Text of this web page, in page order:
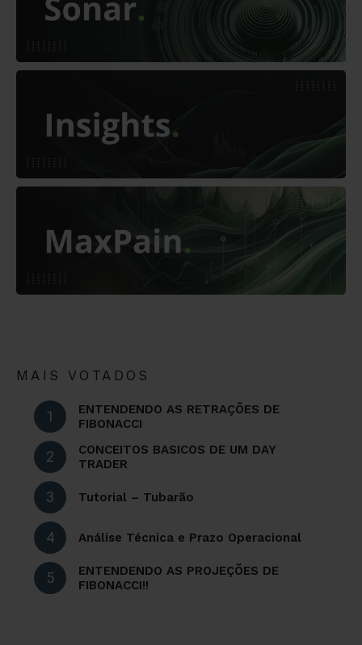
MAIS VOTADOS
ENTENDENDO AS RETRAÇÕES DE
FIBONACCI
CONCEITOS BASICOS DE UM DAY
TRADER
Tutorial – Tubarão
Análise Técnica e Prazo Operacional
ENTENDENDO AS PROJEÇÕES DE
FIBONACCI!!